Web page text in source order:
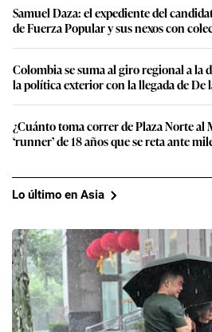
Samuel Daza: el expediente del
de Fuerza Popular y sus nexos con
Colombia se suma al giro regional a la
la política exterior con la llegada de De
¿Cuánto toma correr de Plaza Norte al
‘runner’ de 18 años que se reta ante
Lo último en Asia